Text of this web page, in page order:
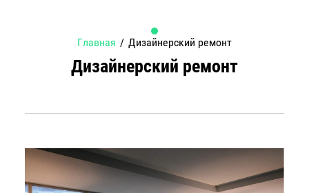
Главная / Дизайнерский ремонт
Дизайнерский ремонт